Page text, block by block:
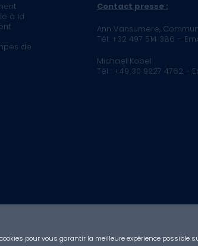
à la
de
Contact presse :
Ann Vansumere,
Tél: +32 497 514 386 –
Michael Kobel
Tél : +49 30 9227 4762 -
pour vous garantir la meilleure expérience possible